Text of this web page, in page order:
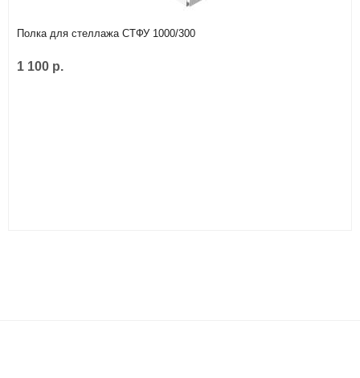
Полка для стеллажа СТФУ 1000/300
1 100 р.